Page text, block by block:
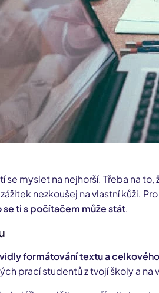
myslet na nejhorší. Třeba na
nezkoušej na vlastní kůži.
se ti s počítačem může stát.
formátování textu a
prací studentů z tvojí školy a na